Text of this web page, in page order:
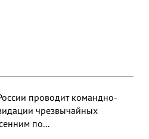
проводит командно-
чрезвычайных
по...